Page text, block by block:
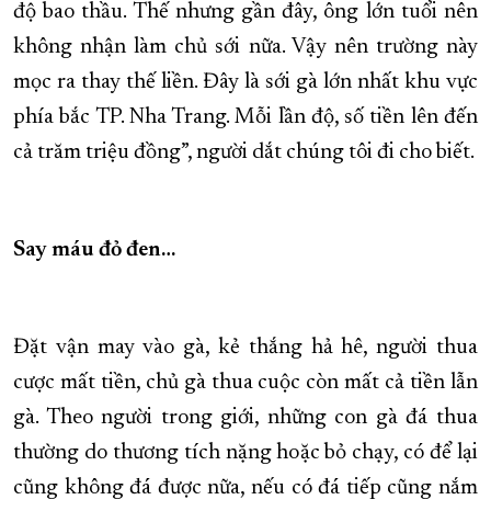
độ bao thầu. Thế nhưng gần đây, ông lớn tuổi nên
không nhận làm chủ sới nữa. Vậy nên trường này
mọc ra thay thế liền. Đây là sới gà lớn nhất khu vực
phía bắc TP. Nha Trang. Mỗi lần độ, số tiền lên đến
cả trăm triệu đồng”, người dắt chúng tôi đi cho biết.
Say máu đỏ đen…
Đặt vận may vào gà, kẻ thắng hả hê, người thua
cược mất tiền, chủ gà thua cuộc còn mất cả tiền lẫn
gà. Theo người trong giới, những con gà đá thua
thường do thương tích nặng hoặc bỏ chạy, có để lại
cũng không đá được nữa, nếu có đá tiếp cũng nắm